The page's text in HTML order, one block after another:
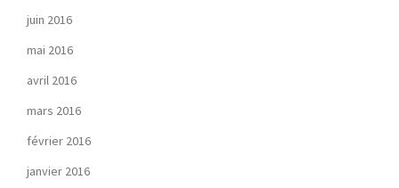
juin 2016
mai 2016
avril 2016
mars 2016
février 2016
janvier 2016